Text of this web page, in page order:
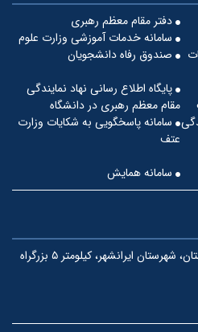
دفتر مقام معظم رهبری
سامانه خدمات آموزشی وزارت علوم
صندوق رفاه دانشجویان
پایگاه اطلاع رسانی نهاد نمایندگی
مقام معظم رهبری در دانشگاه
سامانه پاسخگویی به شکایات وزارت
عتف
سامانه همایش
استان سیستان و بلوچستان، شهرستان ایرانشهر، کیلومتر ۵ بزرگراه